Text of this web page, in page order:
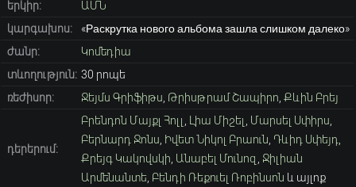
երկիր:
ԱՄՆ
կարգախոս:
«Раскрутка нового альбома зашла слишком далеко»
ժանր:
Կոմեդիա
տևողություն: 30 րոպե
ռեժիսոր:
Ջեյմս Գրիֆիթս Թրիսթրամ Շապիրո Քևին Բրեյ
դերերում:
Բրենդոն Մայքլ Հոլլ Լիա Միշել Մարսել Սփիրս
Բերնարդ Ջոնս Իվետ Նիկոլ Բրաուն Դևիդ Սփեյդ
Քրեյգ Կակովսկի Անաբել Մունոզ
Ջիլիան
Արմենանտե, Բենդի Ռեքուել Ռոբինսոն և այլոք